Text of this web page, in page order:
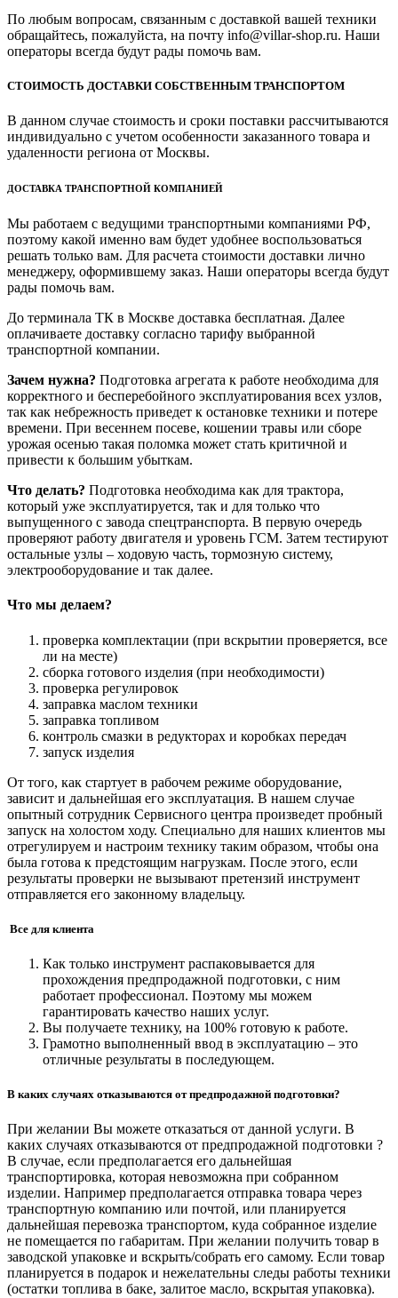
По любым вопросам, связанным с доставкой вашей техники
обращайтесь, пожалуйста, на почту info@villar-shop.ru. Наши
операторы всегда будут рады помочь вам.
СТОИМОСТЬ ДОСТАВКИ СОБСТВЕННЫМ ТРАНСПОРТОМ
В данном случае стоимость и сроки поставки рассчитываются
индивидуально с учетом особенности заказанного товара и
удаленности региона от Москвы.
ДОСТАВКА ТРАНСПОРТНОЙ КОМПАНИЕЙ
Мы работаем с ведущими транспортными компаниями РФ,
поэтому какой именно вам будет удобнее воспользоваться
решать только вам. Для расчета стоимости доставки лично
менеджеру, оформившему заказ. Наши операторы всегда будут
рады помочь вам.
До терминала ТК в Москве доставка бесплатная. Далее
оплачиваете доставку согласно тарифу выбранной
транспортной компании.
Зачем нужна? Подготовка агрегата к работе необходима для
корректного и бесперебойного эксплуатирования всех узлов,
так как небрежность приведет к остановке техники и потере
времени. При весеннем посеве, кошении травы или сборе
урожая осенью такая поломка может стать критичной и
привести к большим убыткам.
Что делать? Подготовка необходима как для трактора,
который уже эксплуатируется, так и для только что
выпущенного с завода спецтранспорта. В первую очередь
проверяют работу двигателя и уровень ГСМ. Затем тестируют
остальные узлы – ходовую часть, тормозную систему,
электрооборудование и так далее.
Что мы делаем?
проверка комплектации (при вскрытии проверяется, все
ли на месте)
сборка готового изделия (при необходимости)
проверка регулировок
заправка маслом техники
заправка топливом
контроль смазки в редукторах и коробках передач
запуск изделия
От того, как стартует в рабочем режиме оборудование,
зависит и дальнейшая его эксплуатация. В нашем случае
опытный сотрудник Сервисного центра произведет пробный
запуск на холостом ходу. Специально для наших клиентов мы
отрегулируем и настроим технику таким образом, чтобы она
была готова к предстоящим нагрузкам. После этого, если
результаты проверки не вызывают претензий инструмент
отправляется его законному владельцу.
Все для клиента
Как только инструмент распаковывается для
прохождения предпродажной подготовки, с ним
работает профессионал. Поэтому мы можем
гарантировать качество наших услуг.
Вы получаете технику, на 100% готовую к работе.
Грамотно выполненный ввод в эксплуатацию – это
отличные результаты в последующем.
В каких случаях отказываются от предпродажной подготовки?
При желании Вы можете отказаться от данной услуги. В
каких случаях отказываются от предпродажной подготовки ?
В случае, если предполагается его дальнейшая
транспортировка, которая невозможна при собранном
изделии. Например предполагается отправка товара через
транспортную компанию или почтой, или планируется
дальнейшая перевозка транспортом, куда собранное изделие
не помещается по габаритам. При желании получить товар в
заводской упаковке и вскрыть/собрать его самому. Если товар
планируется в подарок и нежелательны следы работы техники
(остатки топлива в баке, залитое масло, вскрытая упаковка).